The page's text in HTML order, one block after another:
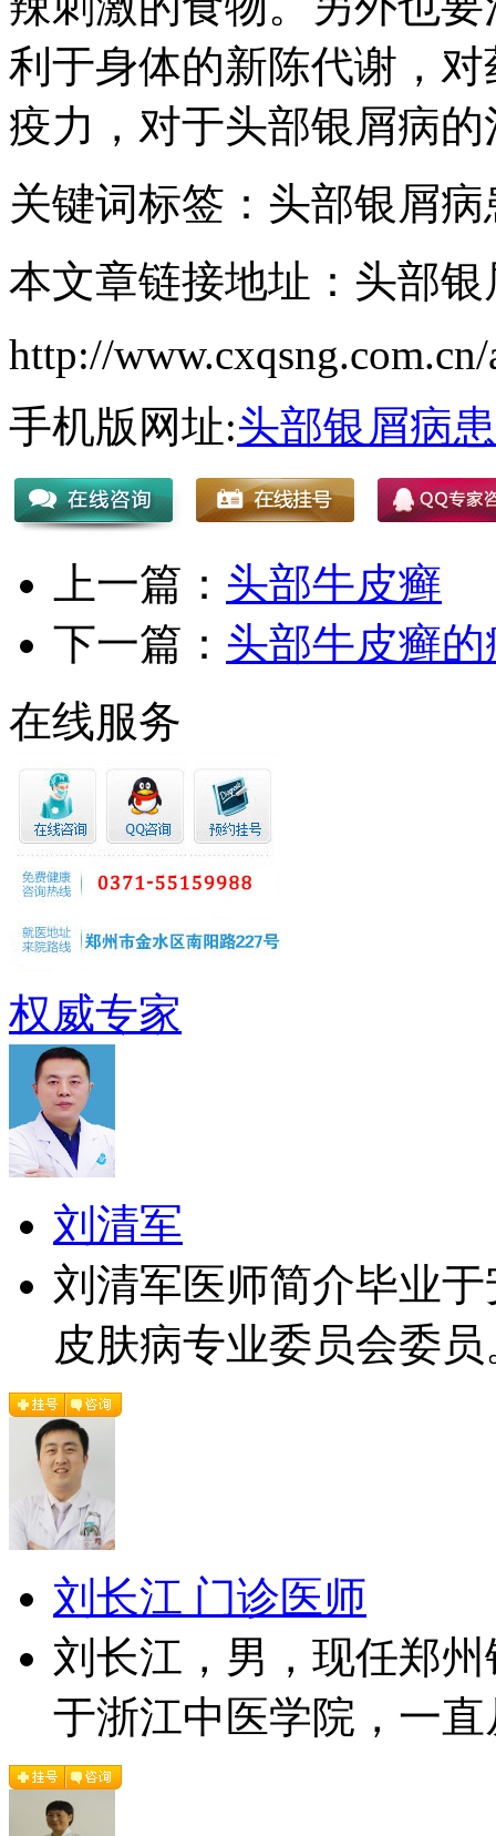
利于身体的新陈代谢，
疫力，对于头部银屑病
关键词标签：头部银屑
本文章链接地址：头部
http://
手机版网址:头部银屑病
上一篇： 头部牛皮癣
下一篇： 头部牛皮癣
在线服务
权威专家
刘清军
刘清军医师简介毕业
皮肤病专业委员会委
刘长江 门诊医师
刘长江，男，现任郑
于浙江中医学院，一直